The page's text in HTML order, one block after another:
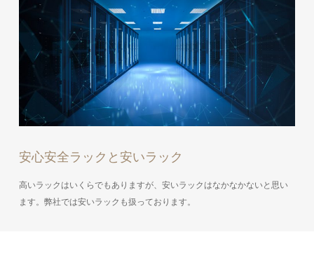
安心安全ラックと安いラック
高いラックはいくらでもありますが、安いラックはなかなかないと思い
ます。弊社では安いラックも扱っております。